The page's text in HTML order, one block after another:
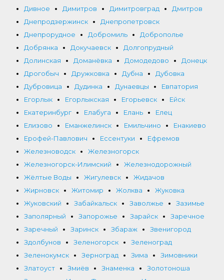
Дивное
Димитров Димитровград
Дмитров
Днепродзержинск
Днепропетровск
Днепрорудное
Добромиль
Доброполье
Добрянка
Докучаевск
Долгопрудный
Долинская
Доманёвка Домодедово
Донецк
Дрогобыч
Дружковка Дубна
Дубовка
Дубровица
Дудинка Дунаевцы
Евпатория
Егорлык
Егорлыкская Егорьевск
Ейск
Екатеринбург
Елабуга Елань
Елец
Елизово
Еманжелинск Емильчино
Енакиево
Ерофей-Павлович
Ессентуки
Ефремов
Железноводск
Железногорск
Железногорск-Илимский
Железнодорожный
Жёлтые Воды
Жигулевск
Жидачов
Жирновск
Житомир Жолква
Жуковка
Жуковский
Забайкальск Заволжье
Зазимье
Заполярный
Запорожье Зарайск
Заречное
Заречный
Заринск Збараж
Звенигород
Здолбунов
Зеленогорск
Зеленоград
Зеленокумск
Зерноград Зима
Зимовники
Златоуст
Змиёв Знаменка
Золотоноша